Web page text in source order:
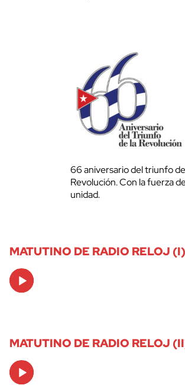
66 aniversario del triunfo
Revolución. Con la fuerza
unidad.
MATUTINO DE RADIO RELOJ (I)
Audio
Player
MATUTINO DE RADIO RELOJ
Audio
Player